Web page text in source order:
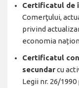
Certificatul de
Comerţului,
privind
economia
Certificatul
secundarcu
Legii nr. 26/